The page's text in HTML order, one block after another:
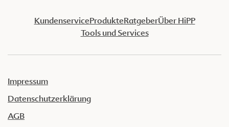
KundenserviceProdukteRatgeberÜber HiPP
Tools und Services
Impressum
Datenschutzerklärung
AGB